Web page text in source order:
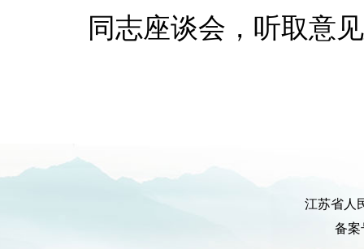
同志座谈会，听取意
江苏省人
备案